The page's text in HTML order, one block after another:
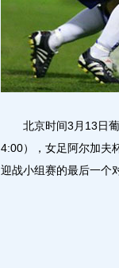
北京时间3月13日葡
4:00），女足阿尔加夫
迎战小组赛的最后一个